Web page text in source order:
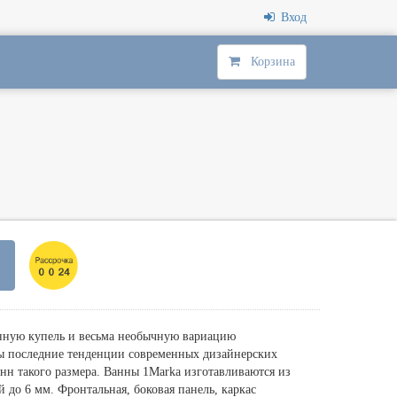
Вход
Корзина
купель и весьма необычную вариацию
тенденции современных дизайнерских
такого размера. Ванны 1Мarka изготавливаются из
до 6 мм. Фронтальная, боковая панель, каркас